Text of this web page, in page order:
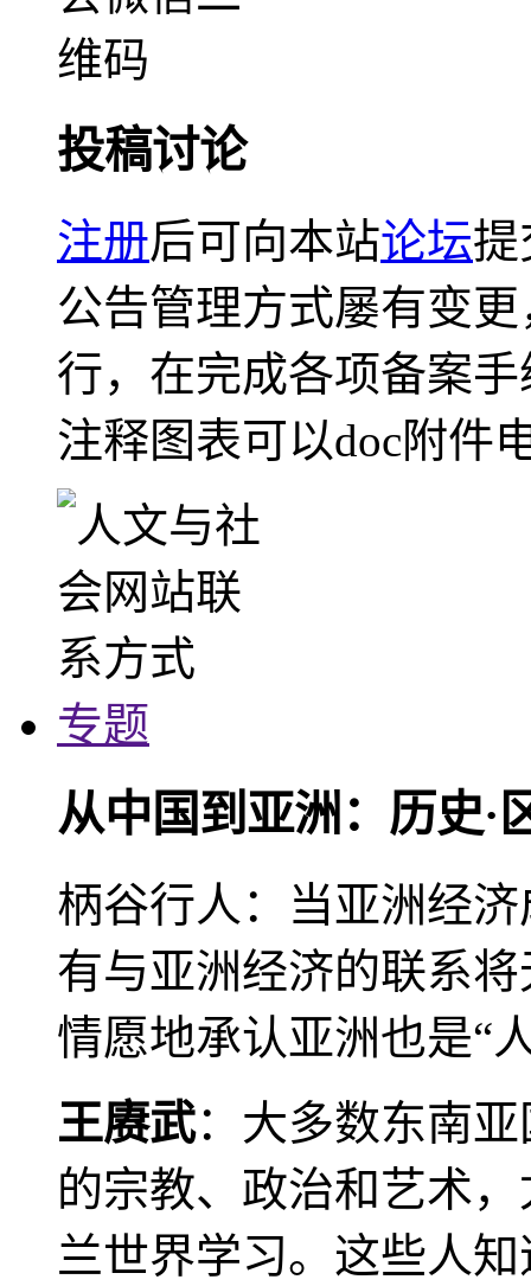
投稿讨论
注册后可向本站论坛提
公告管理方式屡有变
行，在完成各项备案
注释图表可以doc附件
专题
从中国到亚洲：历史·
柄谷行人：当亚洲经
有与亚洲经济的联系
情愿地承认亚洲也是“
王赓武：大多数东南
的宗教、政治和艺术
兰世界学习。这些人